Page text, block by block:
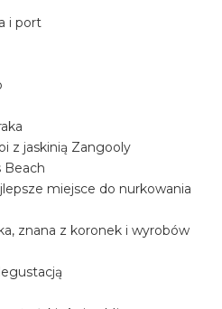
i port
z jaskinią Zangooly
Beach
miejsce do nurkowania
znana z koronek i wyrobów